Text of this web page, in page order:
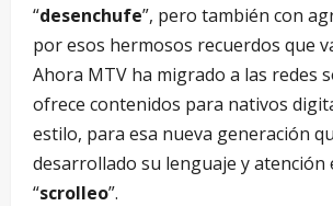
“desenchufe”, pero también con
por esos hermosos recuerdos que
Ahora MTV ha migrado a las redes
ofrece contenidos para nativos
estilo, para esa nueva generación
desarrollado su lenguaje y atención
“scrolleo”.